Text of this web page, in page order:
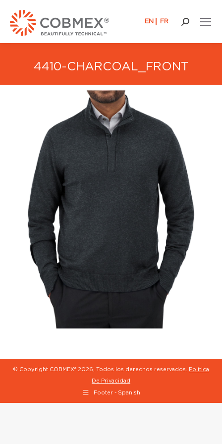
EN FR Buscar:
4410-CHARCOAL_FRONT
© Copyright COBMEX® 2026, Todos los derechos reservados. Política
De Privacidad
Footer - Spanish